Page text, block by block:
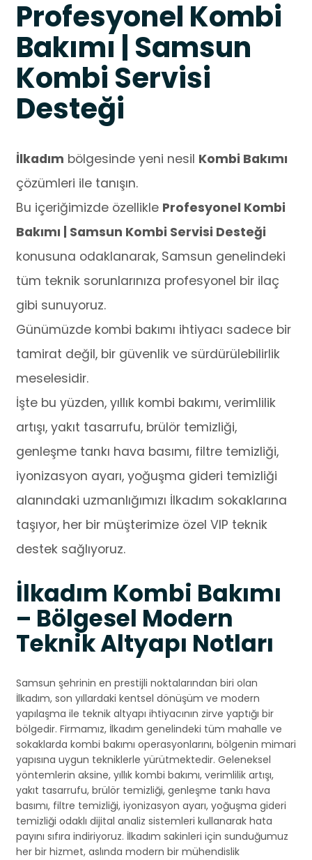
Profesyonel Kombi
Bakımı | Samsun
Kombi Servisi
Desteği
İlkadım bölgesinde yeni nesil Kombi Bakımı
çözümleri ile tanışın.
Bu içeriğimizde özellikle Profesyonel Kombi
Bakımı | Samsun Kombi Servisi Desteği
konusuna odaklanarak, Samsun genelindeki
tüm teknik sorunlarınıza profesyonel bir ilaç
gibi sunuyoruz.
Günümüzde kombi bakımı ihtiyacı sadece bir
tamirat değil, bir güvenlik ve sürdürülebilirlik
meselesidir.
İşte bu yüzden, yıllık kombi bakımı, verimlilik
artışı, yakıt tasarrufu, brülör temizliği,
genleşme tankı hava basımı, filtre temizliği,
iyonizasyon ayarı, yoğuşma gideri temizliği
alanındaki uzmanlığımızı İlkadım sokaklarına
taşıyor, her bir müşterimize özel VIP teknik
destek sağlıyoruz.
İlkadım Kombi Bakımı
– Bölgesel Modern
Teknik Altyapı Notları
Samsun şehrinin en prestijli noktalarından biri olan
İlkadım, son yıllardaki kentsel dönüşüm ve modern
yapılaşma ile teknik altyapı ihtiyacının zirve yaptığı bir
bölgedir. Firmamız, İlkadım genelindeki tüm mahalle ve
sokaklarda kombi bakımı operasyonlarını, bölgenin mimari
yapısına uygun tekniklerle yürütmektedir. Geleneksel
yöntemlerin aksine, yıllık kombi bakımı, verimlilik artışı,
yakıt tasarrufu, brülör temizliği, genleşme tankı hava
basımı, filtre temizliği, iyonizasyon ayarı, yoğuşma gideri
temizliği odaklı dijital analiz sistemleri kullanarak hata
payını sıfıra indiriyoruz. İlkadım sakinleri için sunduğumuz
her bir hizmet, aslında modern bir mühendislik